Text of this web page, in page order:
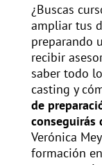
¿Buscas
ampliar tus
preparando
recibir
saber todo
casting y
de
conseguirás
Verónica
formación